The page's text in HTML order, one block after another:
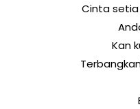
Cinta
Kan